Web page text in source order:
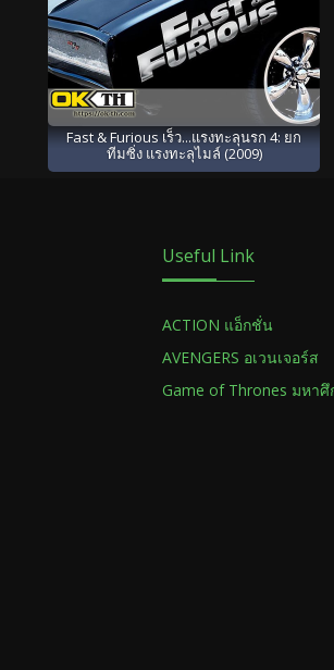
Fast & Furious เร็ว...แรงทะลุนรก 4: ยก
ทีมซิ่ง แรงทะลุไมล์ (2009)
Useful Link
ACTION แอ็กชั่น
AVENGERS อเวนเจอร์ส
Game of Thrones มหา